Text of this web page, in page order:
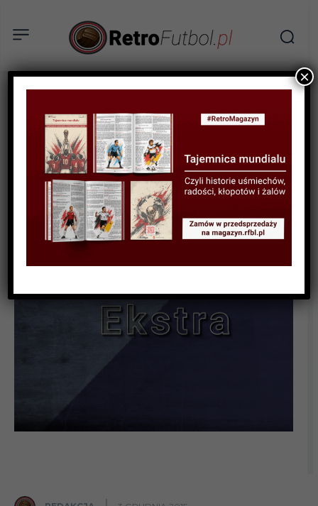
AKTUALNOŚCI
KS GEDANIA – fragmenty
×